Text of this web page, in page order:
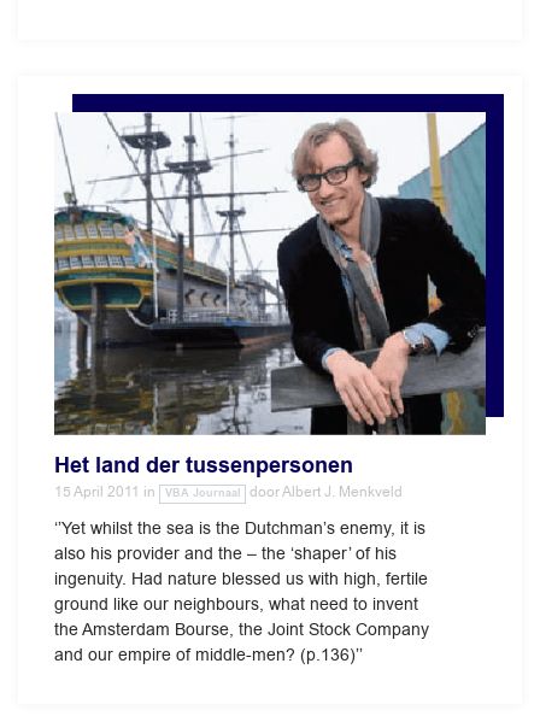
Het land der tussenpersonen
15 April 2011 in VBA Journaal doorAlbert J. Menkveld
‘’Yet whilst the sea is the Dutchman’s enemy, it is
also his provider and the – the ‘shaper’ of his
ingenuity. Had nature blessed us with high, fertile
ground like our neighbours, what need to invent
the Amsterdam Bourse, the Joint Stock Company
and our empire of middle-men? (p.136)’’